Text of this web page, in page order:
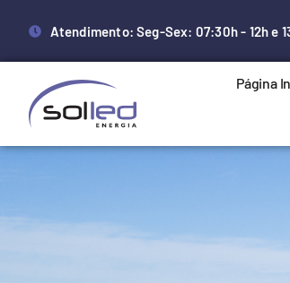
Atendimento: Seg-Sex: 07:30h - 12h e
Página